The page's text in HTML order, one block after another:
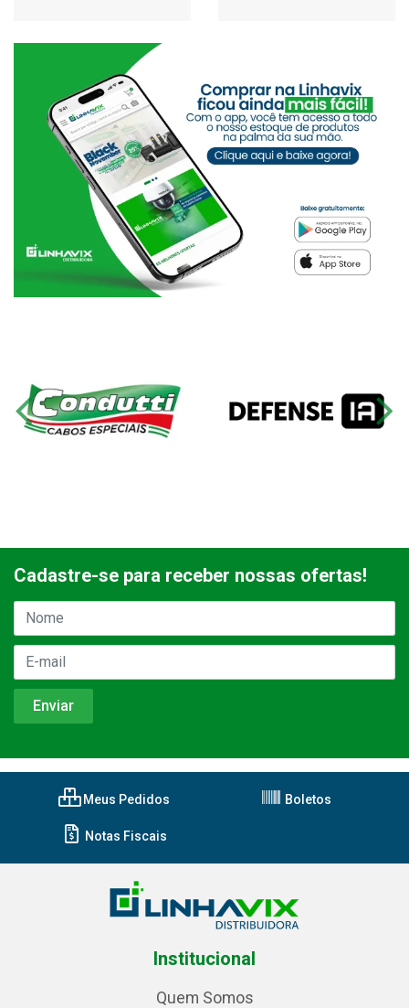
Cadastre-se para receber nossas ofertas!
Meus Pedidos Boletos
Notas Fiscais
Institucional
Quem Somos